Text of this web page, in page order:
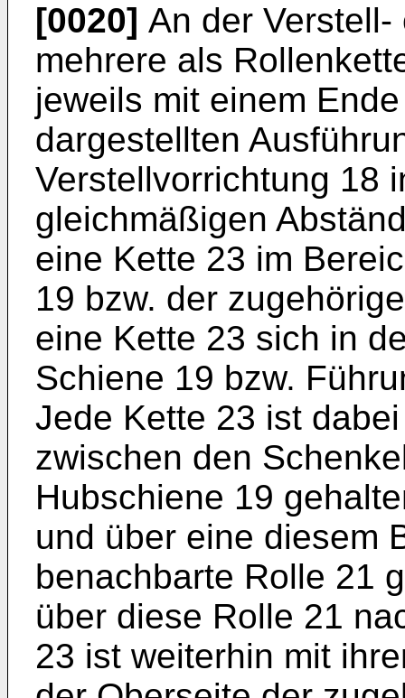
[0020] An der
mehrere als
jeweils mit einem
dargestellten
Verstellvorrichtung 18
gleichmäßigen
eine Kette 23 im
19 bzw. der
eine Kette 23 sich in
Schiene 19 bzw.
Jede Kette 23 ist
zwischen den
Hubschiene 19
und über eine diesem
benachbarte Rolle 21
über diese Rolle 21
23 ist weiterhin mit